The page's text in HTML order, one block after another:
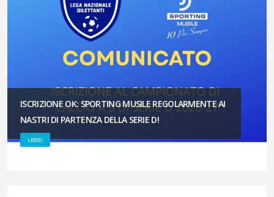
ISCRIZIONE OK: SPORTING MUSILE REGOLARMENTE AI
NASTRI DI PARTENZA DELLA SERIE D!
LEGGI